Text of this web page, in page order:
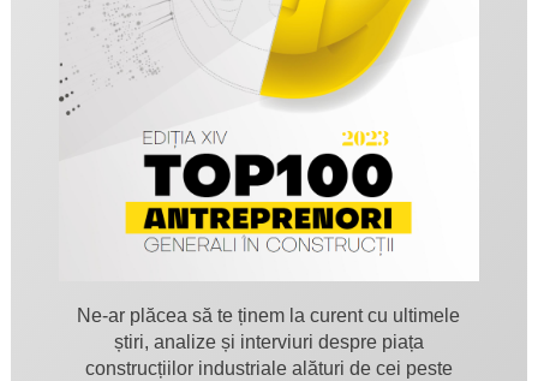
Ne-ar plăcea să te ținem la curent cu ultimele
știri, analize și interviuri despre piața
construcțiilor industriale alături de cei peste